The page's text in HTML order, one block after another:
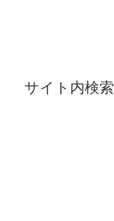
サイト内検索